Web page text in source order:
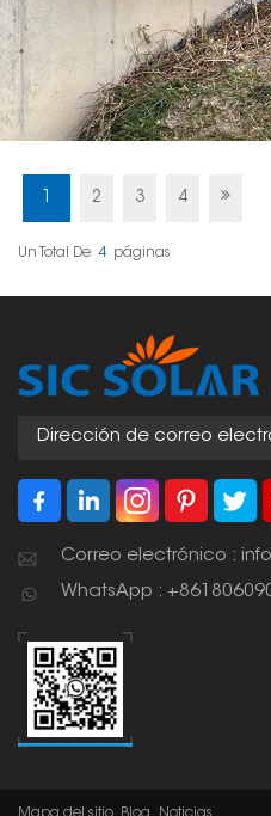
2 3 4
Un Total De 4 Páginas
Correo electrónico :
WhatsApp :
Mapa del sitio Blog Noticias